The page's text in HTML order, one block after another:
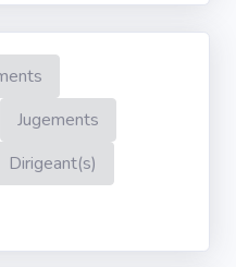
Jugements
Dirigeant(s)